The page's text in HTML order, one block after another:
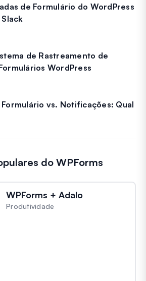
de Formulário do WordPress
de Rastreamento de
WordPress
vs. Notificações: Qual
do WPForms
WPForms + Adalo
Produtividade